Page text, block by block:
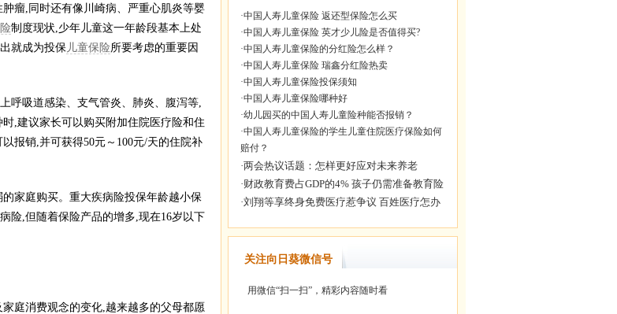
瘤,同时还有像川崎病、严重心肌炎等婴
制度现状,少年儿童这一年龄段基本上处
就成为投保儿童保险所要考虑的重要因
吸道感染、支气管炎、肺炎、腹泻等,
,建议家长可以购买附加住院医疗险和住
报销,并可获得50元～100元/天的住院补
家庭购买。重大疾病险投保年龄越小保
险,但随着保险产品的增多,现在16岁以下
庭消费观念的变化,越来越多的父母都愿
·中国人寿儿童保险 返还型保险怎么买
·中国人寿儿童保险 英才少儿险是否值得买?
·中国人寿儿童保险的分红险怎么样？
·中国人寿儿童保险 瑞鑫分红险热卖
·中国人寿儿童保险投保须知
·中国人寿儿童保险哪种好
·幼儿园买的中国人寿儿童险种能否报销？
·中国人寿儿童保险的学生儿童住院医疗保险如何
赔付？
关注向日葵微信号
用微信“扫一扫”，精彩内容随时看